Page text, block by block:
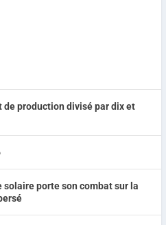
de production divisé par dix et
porte son combat sur la